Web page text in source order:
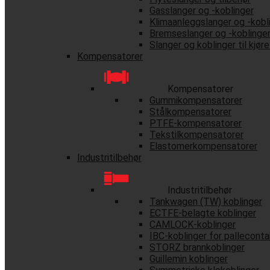
Gasslanger og -koblinger
Klimaanleggslanger og -
Bremseslanger og -koblinger
Slanger og koblinger til
Kompensatorer
Kompensatorer
Gummikompensatorer
Stålkompensatorer
PTFE-kompensatorer
Tekstilkompensatorer
Elastomerkompensatorer
Industritilbehør
Industritilbehør
Tankwagen (TW) koblinger
ECTFE-belagte koblinger
CAMLOCK-koblinger
IBC-koblinger for
STORZ brannkoblinger
Guillemin koblinger